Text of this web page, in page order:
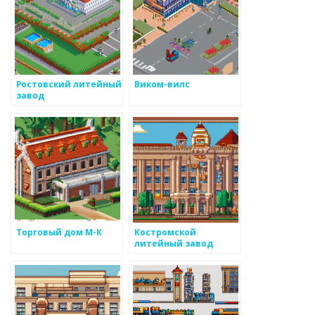
Ростовский литейный
завод
Виком-вилс
Торговый дом М-К
Костромской
литейный завод